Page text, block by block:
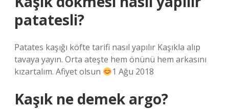
patatesli?
Patates kaşığı köfte tarifi nasıl yapılır Kaşıkla alıp
tavaya yayın. Orta ateşte hem önünü hem arkasını
kızartalım. Afiyet olsun
1 Ağu 2018
Kaşık ne demek argo?